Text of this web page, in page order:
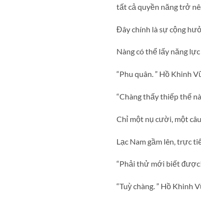
tất cả quyền năng trở
Đây chính là sự cộng
Nàng có thể lấy năng
“Phu quân. ” Hồ Khinh
“Chàng thấy thiếp thế
Chỉ một nụ cười, một
Lạc Nam gầm lên, trực
“Phải thử mới biết
“Tuỳ chàng. ” Hồ Khinh